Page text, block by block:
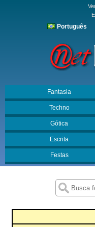
Português
Fantasia
Techno
Gótica
Escrita
Festas